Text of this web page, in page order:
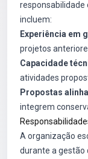
responsabilidade
incluem:
Experiência em
projetos
Capacidade
atividades
Propostas
integrem
A organização
durante a gestão